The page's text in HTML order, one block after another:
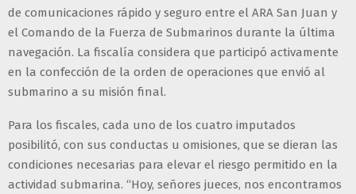
de comunicaciones rápido y seguro entre el ARA San Juan y
el Comando de la Fuerza de Submarinos durante la última
navegación. La fiscalía considera que participó activamente
en la confección de la orden de operaciones que envió al
submarino a su misión final.
Para los fiscales, cada uno de los cuatro imputados
posibilitó, con sus conductas u omisiones, que se dieran las
condiciones necesarias para elevar el riesgo permitido en la
actividad submarina. “Hoy, señores jueces, nos encontramos